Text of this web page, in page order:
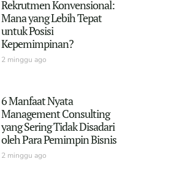
Rekrutmen Konvensional:
Mana yang Lebih Tepat
untuk Posisi
Kepemimpinan?
2 minggu ago
6 Manfaat Nyata
Management Consulting
yang Sering Tidak Disadari
oleh Para Pemimpin Bisnis
2 minggu ago